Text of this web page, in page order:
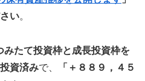
い。
みたて投資枠と成長投資枠を
資済みで、
「＋８８９，４５